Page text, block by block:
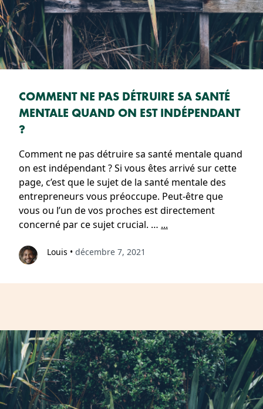
COMMENT NE PAS DÉTRUIRE SA SANTÉ
MENTALE QUAND ON EST INDÉPENDANT
?
Comment ne pas détruire sa santé mentale quand
on est indépendant ? Si vous êtes arrivé sur cette
page, c’est que le sujet de la santé mentale des
entrepreneurs vous préoccupe. Peut-être que
vous ou l’un de vos proches est directement
concerné par ce sujet crucial. … ...
Louis • décembre 7, 2021